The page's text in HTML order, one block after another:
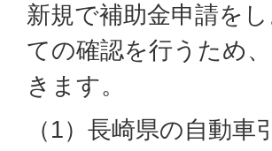
新規で補助金申請を
ての確認を行うため
きます。
（1）長崎県の自動